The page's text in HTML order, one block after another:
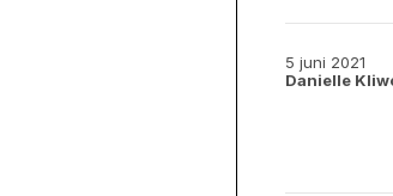
5 juni 2021
Danielle